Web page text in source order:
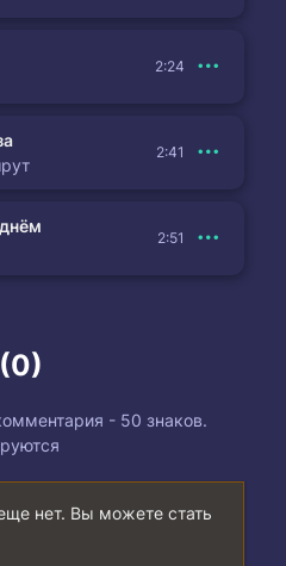
2:24
2:41
2:51
- 50 знаков.
нет. Вы можете стать